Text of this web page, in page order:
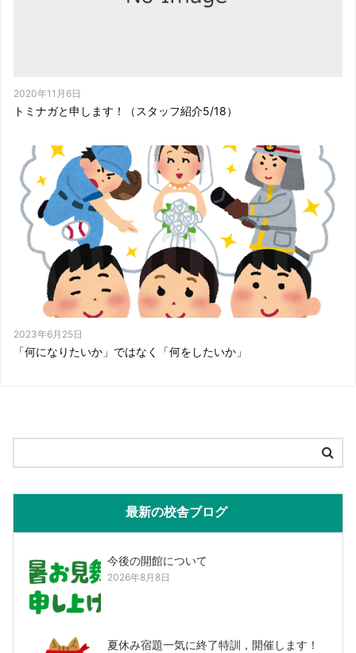
2020年11月6日
トミナガと申します！（スタッフ紹介5/18）
2023年6月25日
「何になりたいか」ではなく「何をしたいか」
最新の校舎ブログ
今後の開館について
2026年8月8日
夏休み宿題一気に終了特訓，開催します！